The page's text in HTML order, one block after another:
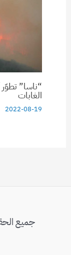
“ناسا”
الغابات
2022-08-19
جميع الحقوق